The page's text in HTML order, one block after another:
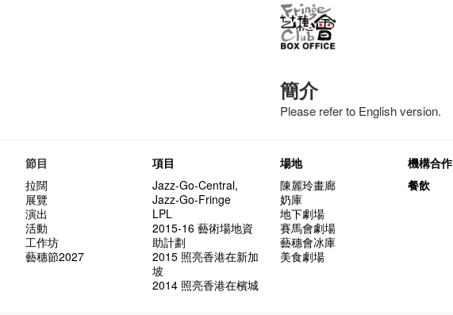
簡介
Please refer to English version.
節目
拉闊
展覽
演出
活動
工作坊
藝穗節2027
項目
Jazz-Go-Central,
Jazz-Go-Fringe
LPL
2015-16 藝術場地資
助計劃
2015 照亮香港在新加
坡
2014 照亮香港在檳城
場地
陳麗玲畫廊
奶庫
地下劇場
賽馬會劇場
藝穗會冰庫
美食劇場
機構合作
餐飲